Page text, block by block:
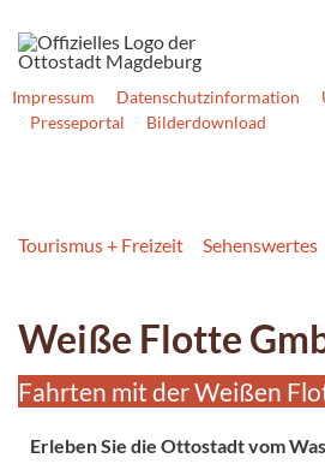
Impressum Datenschutzinformation
Presseportal
Bilderdownload
Tourismus + Freizeit Sehenswertes
Weiße Flotte
Fahrten mit der Weißen
Erleben Sie die Ottostadt vom